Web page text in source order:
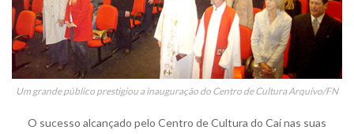
Um grande público prestigiou a inauguração do Centro de Cultura Arquivo/FN
O sucesso alcançado pelo Centro de Cultura do Caí nas suas